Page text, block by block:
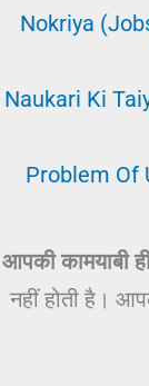
Nokriya
Naukari Ki
Problem Of
आपकी कामयाबी ही
नहीं होती है।